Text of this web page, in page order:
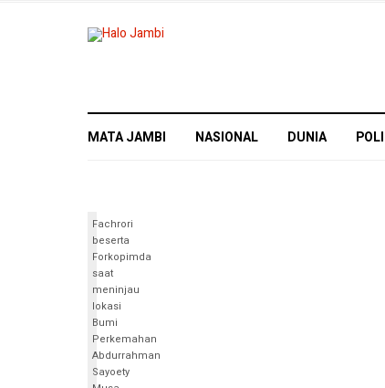
MATA JAMBI NASIONAL DUNIA
Fachrori
beserta
Forkopimda
saat
meninjau
lokasi
Bumi
Perkemahan
Abdurrahman
Sayoety